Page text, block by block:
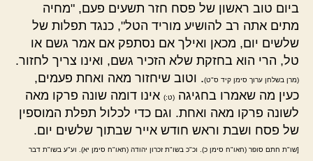
ביום טוב ראשון של פסח חזר תשעים פעם, "מחיה
מתים אתה רב להושיע מוריד הטל", כנגד תפלות של
שלשים יום, מכאן ואילך אם נסתפק אם אמר גשם או
טל, הרי הוא בחזקת שלא הזכיר גשם, ואינו צריך לחזור.
(מרן בשלחן ערוך סימן קיד ס"ט). וטוב שיחזור מאה ואחת פעמים,
כעין מה שאמרו בחגיגה (ט:) אינו דומה שונה פרקו מאה
לשונה פרקו מאה ואחת. וגם כדי לכלול תפלת המוספין
של פסח ושבת וראש חודש אייר שבתוך שלשים יום.
[שו"ת חתם סופר (חאו"ח סימן כ). וכ"כ בשו"ת זכרון יהודה (חאו"ח סימן יא). וע"ע בשו"ת דבר